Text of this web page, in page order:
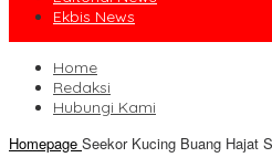
Ekbis News
Home
Redaksi
Hubungi Kami
Homepage Seekor Kucing Buang Hajat